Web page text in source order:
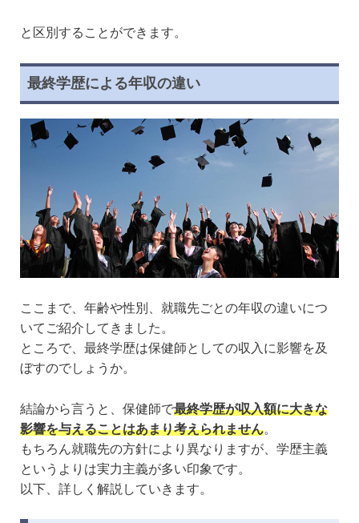
と区別することができます。
最終学歴による年収の違い
ここまで、年齢や性別、就職先ごとの年収の違いにつ
いてご紹介してきました。
ところで、最終学歴は保健師としての収入に影響を及
ぼすのでしょうか。
結論から言うと、保健師で最終学歴が収入額に大きな
影響を与えることはあまり考えられません。
もちろん就職先の方針により異なりますが、学歴主義
というよりは実力主義が多い印象です。
以下、詳しく解説していきます。